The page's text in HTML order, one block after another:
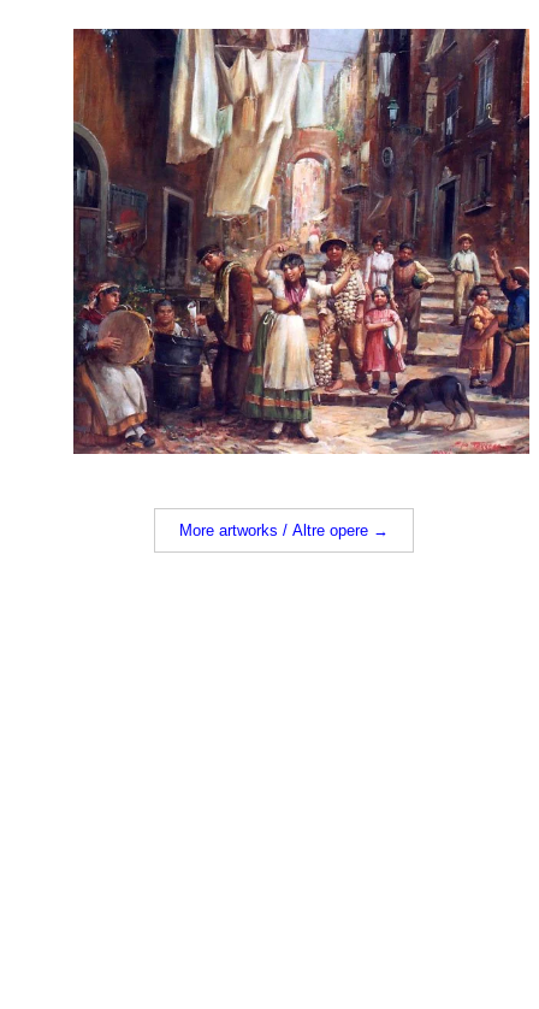
More artworks / Altre opere →